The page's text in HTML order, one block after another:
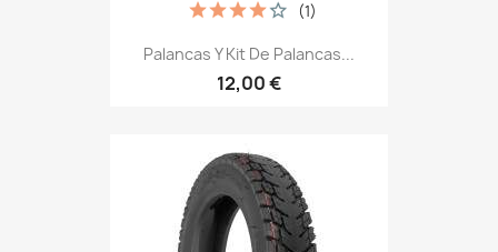
Palancas Y Kit De Palancas...
12,00 €
(1)